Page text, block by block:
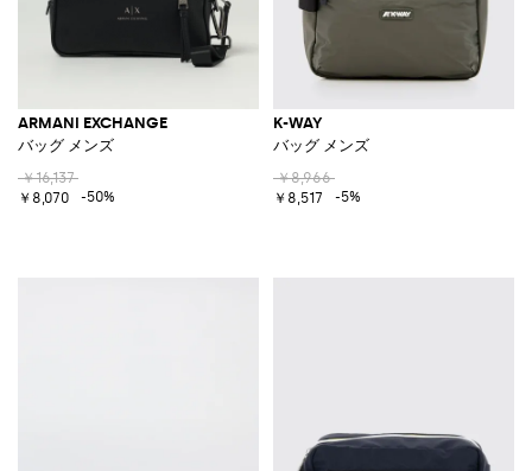
ARMANI EXCHANGE
バッグ メンズ
￥16,137
￥8,070
-50%
K-WAY
バッグ メンズ
￥8,966
￥8,517
-5%